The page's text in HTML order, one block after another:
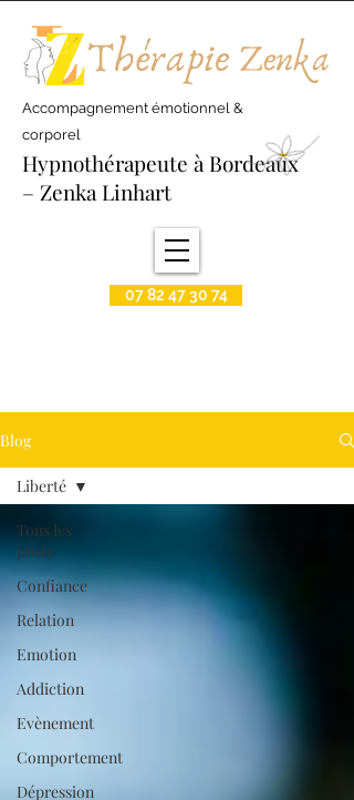
Accompagnement émotionnel &
corporel
Hypnothérapeute à Bordeaux
– Zenka Linhart
07 82 47 30 74
Blog
Tous les
posts
Confiance
Relation
Emotion
Addiction
Evènement
Comportement
Dépression
Liberté